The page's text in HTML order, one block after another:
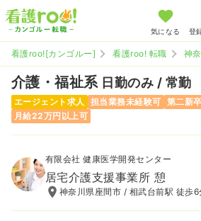
気になる 登
看護roo![カンゴルー] 看護roo! 転職 神
介護・福祉系 日勤のみ / 常勤
エージェント求人 担当業務未経験可 第二新
月給22万円以上可
有限会社 健康医学開発センター
居宅介護支援事業所 憩
神奈川県座間市 / 相武台前駅 徒歩6